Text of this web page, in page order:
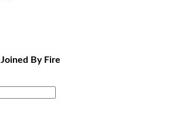
Joined By Fire